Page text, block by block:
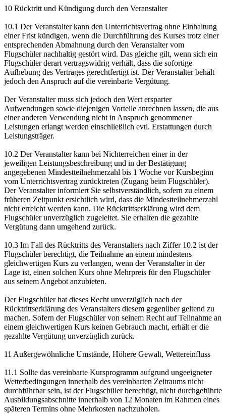
10 Rücktritt und Kündigung durch den Veranstalter
10.1 Der Veranstalter kann den Unterrichtsvertrag ohne Einhaltung
einer Frist kündigen, wenn die Durchführung des Kurses trotz einer
entsprechenden Abmahnung durch den Veranstalter vom
Flugschüler nachhaltig gestört wird. Das gleiche gilt, wenn sich ein
Flugschüler derart vertragswidrig verhält, dass die sofortige
Aufhebung des Vertrages gerechtfertigt ist. Der Veranstalter behält
jedoch den Anspruch auf die vereinbarte Vergütung.
Der Veranstalter muss sich jedoch den Wert ersparter
Aufwendungen sowie diejenigen Vorteile anrechnen lassen, die aus
einer anderen Verwendung nicht in Anspruch genommener
Leistungen erlangt werden einschließlich evtl. Erstattungen durch
Leistungsträger.
10.2 Der Veranstalter kann bei Nichterreichen einer in der
jeweiligen Leistungsbeschreibung und in der Bestätigung
angegebenen Mindestteilnehmerzahl bis 1 Woche vor Kursbeginn
vom Unterrichtsvertrag zurücktreten (Zugang beim Flugschüler).
Der Veranstalter informiert Sie selbstverständlich, sofern zu einem
früheren Zeitpunkt ersichtlich wird, dass die Mindestteilnehmerzahl
nicht erreicht werden kann. Die Rücktrittserklärung wird dem
Flugschüler unverzüglich zugeleitet. Sie erhalten die gezahlte
Vergütung dann umgehend zurück.
10.3 Im Fall des Rücktritts des Veranstalters nach Ziffer 10.2 ist der
Flugschüler berechtigt, die Teilnahme an einem mindestens
gleichwertigen Kurs zu verlangen, wenn der Veranstalter in der
Lage ist, einen solchen Kurs ohne Mehrpreis für den Flugschüler
aus seinem Angebot anzubieten.
Der Flugschüler hat dieses Recht unverzüglich nach der
Rücktrittserklärung des Veranstalters diesem gegenüber geltend zu
machen. Sofern der Flugschüler von seinem Recht auf Teilnahme an
einem gleichwertigen Kurs keinen Gebrauch macht, erhält er die
gezahlte Vergütung unverzüglich zurück.
11 Außergewöhnliche Umstände, Höhere Gewalt, Wettereinfluss
11.1 Sollte das vereinbarte Kursprogramm aufgrund ungeeigneter
Wetterbedingungen innerhalb des vereinbarten Zeitraums nicht
durchführbar sein, ist der Flugschüler berechtigt, nicht durchgeführte
Ausbildungsabschnitte innerhalb von 12 Monaten im Rahmen eines
späteren Termins ohne Mehrkosten nachzuholen.